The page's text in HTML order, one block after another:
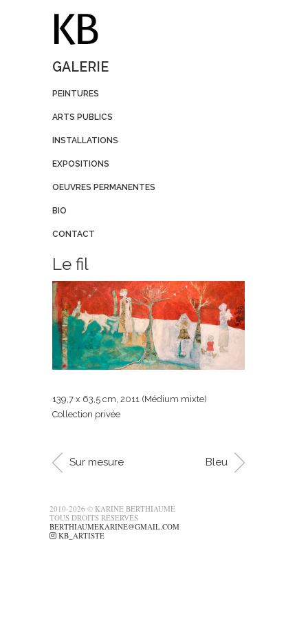
GALERIE
PEINTURES
ARTS PUBLICS
INSTALLATIONS
EXPOSITIONS
OEUVRES PERMANENTES
BIO
CONTACT
Le fil
139,7 x 63,5 cm, 2011 (Médium mixte)
Collection privée
Bleu
Sur mesure
2010-2026 © KARINE BERTHIAUME
TOUS DROITS RÉSERVÉS
BERTHIAUMEKARINE@GMAIL.COM
KB_ARTISTE